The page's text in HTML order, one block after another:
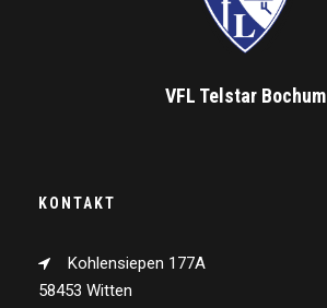
VFL Telstar Bochum
KONTAKT
Kohlensiepen 177A
58453 Witten